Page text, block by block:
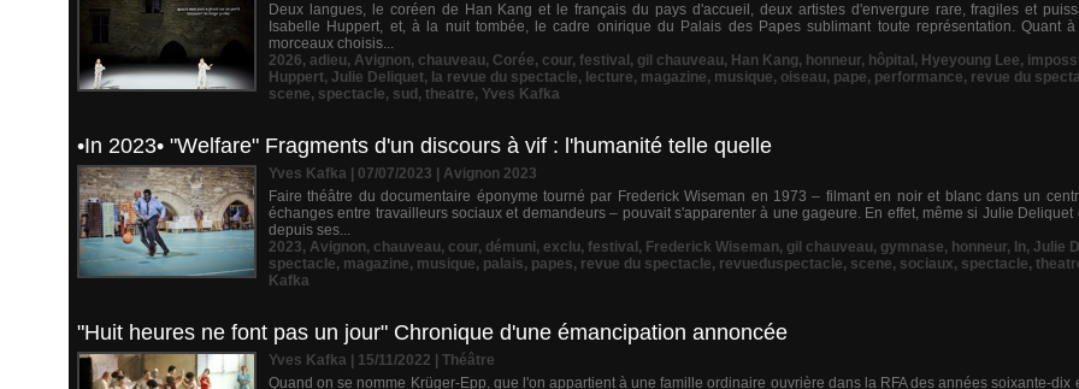
Deux langues, le coréen de Han Kang et le français du pays d'accueil, deux artistes d'envergure rare, fragiles et
Isabelle Huppert, et, à la nuit tombée, le cadre onirique du Palais des Papes sublimant toute représentation. Quant
morceaux choisis...
2026, adieu, Avignon, chauveau, Corée, cour, festival , gil chauveau, Han Kang, honneur, hôpital , Hyeyoung Lee,
Huppert, Julie Deliquet, la revue du spectacle, lecture, magazine, musique, oiseau, pape, performance, revue du
scene, spectacle, sud , theatre, Yves Kafka
•In 2023• "Welfare" Fragments d'un discours à vif : l'humanité telle quelle
Yves Kafka | 07/07/2023
Avignon 2023
Faire théâtre du documentaire éponyme tourné par Frederick Wiseman en 1973 – filmant en noir et blanc dans un
échanges entre travailleurs sociaux et demandeurs – pouvait s'apparenter à une gageure. En effet, même si Julie Deliquet
depuis ses...
2023, Avignon, chauveau, cour, démuni, exclu, festival , Frederick Wiseman, gil chauveau, gymnase, honneur, In, Julie
spectacle, magazine, musique, palais, papes, revue du spectacle, revueduspectacle, scene, sociaux, spectacle,
Kafka
"Huit heures ne font pas un jour" Chronique d'une émancipation annoncée
Yves Kafka | 15/11/2022
Théâtre
Quand on se nomme Krüger-Epp, que l'on appartient à une famille ordinaire ouvrière dans la RFA des années soixante-dix